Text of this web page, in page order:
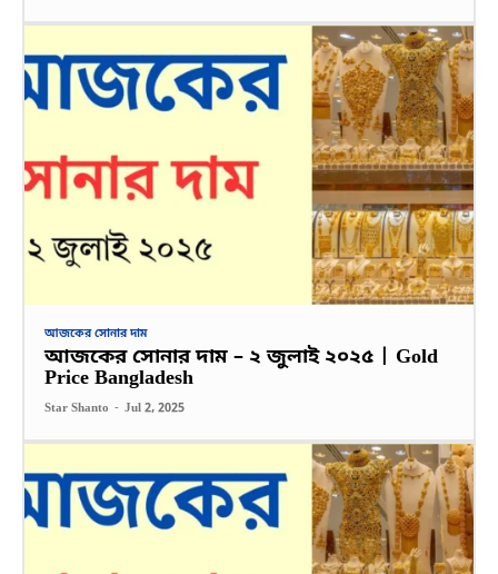
আজকের সোনার দাম
আজকের সোনার দাম – ২ জুলাই ২০২৫ | Gold
Price Bangladesh
Star Shanto - Jul 2, 2025